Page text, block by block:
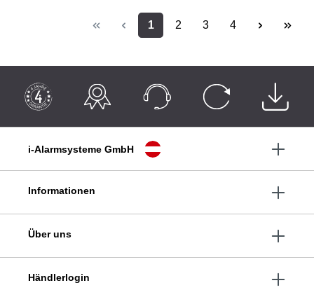
1 2 3 4
i-Alarmsysteme GmbH
Informationen
Über uns
Händlerlogin